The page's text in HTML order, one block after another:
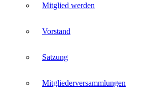
Mitglied werden
Vorstand
Satzung
Mitglieder­versammlungen